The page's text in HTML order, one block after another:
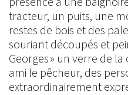
tracteur, un puits, une
restes de bois et des
souriant découpés et
Georges » un verre de
ami le pêcheur, des
extraordinairement